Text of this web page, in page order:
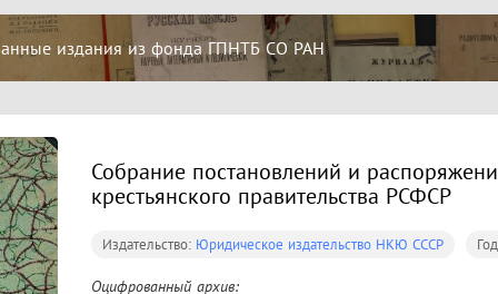
издания из фонда ГПНТБ СО РАН
Собрание постановлений и
крестьянского правительства РСФСР
Издательство: Юридическое издательство НКЮ СССР
Оцифрованный архив: